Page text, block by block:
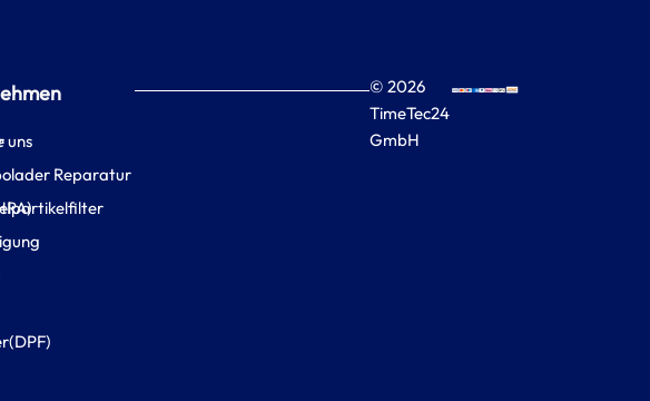
uns
Reparatur
© 2026
TimeTec24
GmbH